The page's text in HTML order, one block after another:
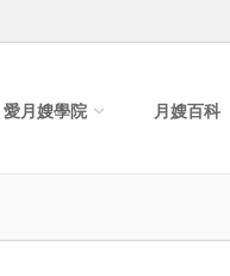
愛月嫂學院 月嫂百科